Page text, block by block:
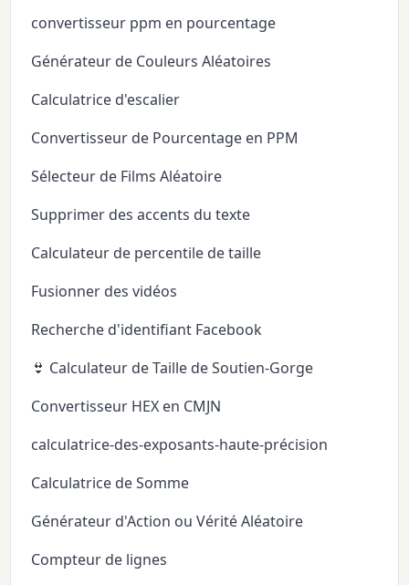
convertisseur ppm en pourcentage
Générateur de Couleurs Aléatoires
Calculatrice d'escalier
Convertisseur de Pourcentage en PPM
Sélecteur de Films Aléatoire
Supprimer des accents du texte
Calculateur de percentile de taille
Fusionner des vidéos
Recherche d'identifiant Facebook
👙 Calculateur de Taille de Soutien-Gorge
Convertisseur HEX en CMJN
calculatrice-des-exposants-haute-précision
Calculatrice de Somme
Générateur d'Action ou Vérité Aléatoire
Compteur de lignes